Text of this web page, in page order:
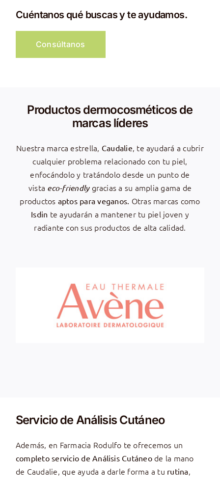
Cuéntanos qué buscas y te ayudamos.
Consúltanos
Productos dermocosméticos de
marcas líderes
Nuestra marca estrella, Caudalie, te ayudará a cubrir
cualquier problema relacionado con tu piel,
enfocándolo y tratándolo desde un punto de
vista eco-friendlygracias a su amplia gama de
productos aptos para veganos. Otras marcas como
Isdin te ayudarán a mantener tu piel joven y
radiante con sus productos de alta calidad.
Servicio de Análisis Cutáneo
Además, en Farmacia Rodulfo te ofrecemos un
completo servicio de Análisis Cutáneode la mano
de Caudalie, que ayuda a darle forma a tu rutina,